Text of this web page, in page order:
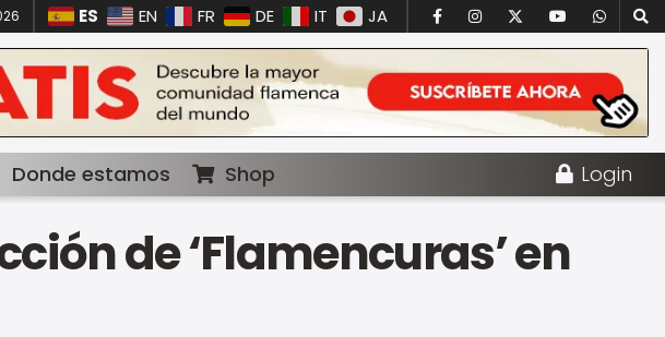
ES EN FR DE IT JA
Donde estamos Shop Login
de ‘Flamencuras’ en